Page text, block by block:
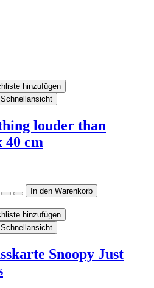
hinzufügen
Schnellansicht
louder than
40 cm
hinzufügen
Schnellansicht
Snoopy Just